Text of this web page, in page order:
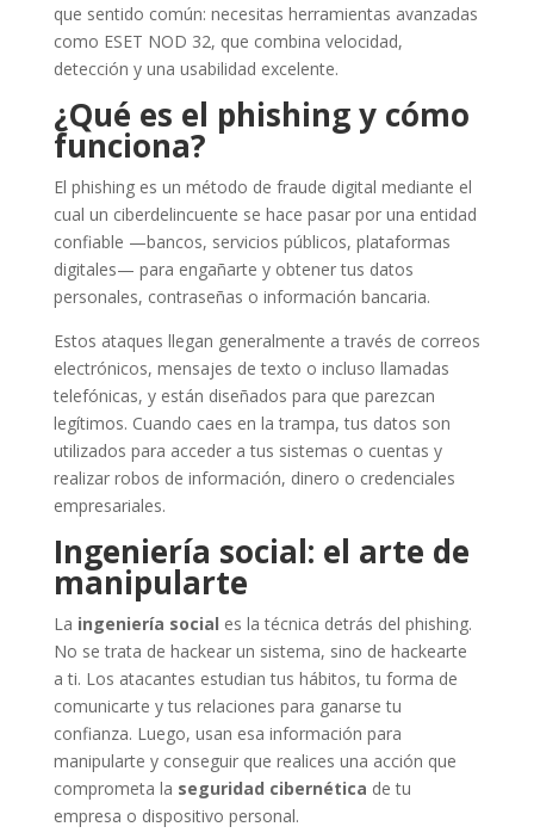
que sentido común: necesitas herramientas avanzadas
como ESET NOD 32, que combina velocidad,
detección y una usabilidad excelente.
¿Qué es el phishing y cómo
funciona?
El phishing es un método de fraude digital mediante el
cual un ciberdelincuente se hace pasar por una entidad
confiable —bancos, servicios públicos, plataformas
digitales— para engañarte y obtener tus datos
personales, contraseñas o información bancaria.
Estos ataques llegan generalmente a través de correos
electrónicos, mensajes de texto o incluso llamadas
telefónicas, y están diseñados para que parezcan
legítimos. Cuando caes en la trampa, tus datos son
utilizados para acceder a tus sistemas o cuentas y
realizar robos de información, dinero o credenciales
empresariales.
Ingeniería social: el arte de
manipularte
La ingeniería social es la técnica detrás del phishing.
No se trata de hackear un sistema, sino de hackearte
a ti. Los atacantes estudian tus hábitos, tu forma de
comunicarte y tus relaciones para ganarse tu
confianza. Luego, usan esa información para
manipularte y conseguir que realices una acción que
comprometa la seguridad cibernética de tu
empresa o dispositivo personal.